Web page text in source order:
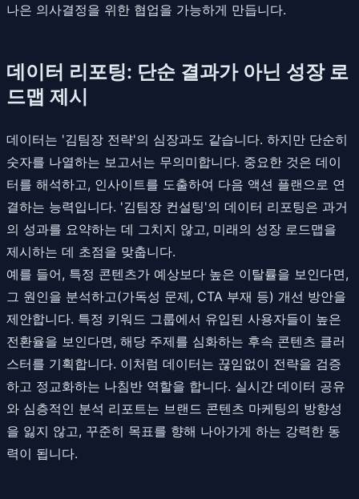
나은 의사결정을 위한 협업을 가능하게 만듭니다.
데이터 리포팅: 단순 결과가 아닌 성장 로
드맵 제시
데이터는 '김팀장 전략'의 심장과도 같습니다. 하지만 단순히
숫자를 나열하는 보고서는 무의미합니다. 중요한 것은 데이
터를 해석하고, 인사이트를 도출하여 다음 액션 플랜으로 연
결하는 능력입니다. '김팀장 컨설팅'의 데이터 리포팅은 과거
의 성과를 요약하는 데 그치지 않고, 미래의 성장 로드맵을
제시하는 데 초점을 맞춥니다.
예를 들어, 특정 콘텐츠가 예상보다 높은 이탈률을 보인다면,
그 원인을 분석하고(가독성 문제, CTA 부재 등) 개선 방안을
제안합니다. 특정 키워드 그룹에서 유입된 사용자들이 높은
전환율을 보인다면, 해당 주제를 심화하는 후속 콘텐츠 클러
스터를 기획합니다. 이처럼 데이터는 끊임없이 전략을 검증
하고 정교화하는 나침반 역할을 합니다. 실시간 데이터 공유
와 심층적인 분석 리포트는 브랜드 콘텐츠 마케팅의 방향성
을 잃지 않고, 꾸준히 목표를 향해 나아가게 하는 강력한 동
력이 됩니다.